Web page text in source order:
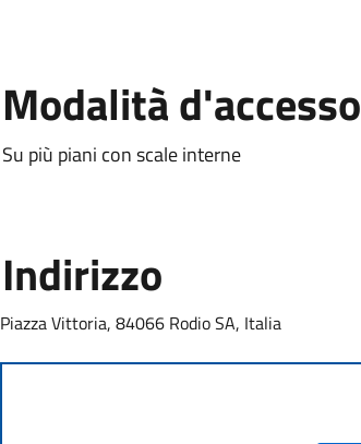
Modalità d'accesso
Su più piani con scale interne
Indirizzo
Piazza Vittoria, 84066 Rodio SA, Italia